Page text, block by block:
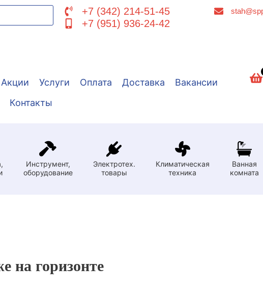
+7 (342) 214-51-45
+7 (951) 936-24-42
Акции Услуги Оплата Доставка
Вакансии
Контакты
Инструмент,
оборудование
Электротех.
товары
Климатическая
техника
Ванная
комната
на горизонте